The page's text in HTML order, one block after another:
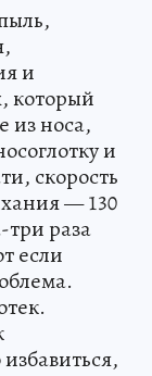
и
который
из носа,
и
скорость
— 130
три раза
если